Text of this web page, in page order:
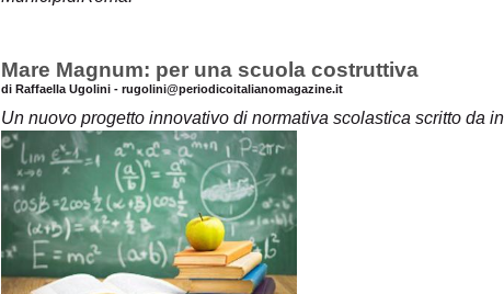
Mare Magnum: per una scuola costruttiva
di Raffaella Ugolini - rugolini@periodicoitalianomagazine.it
Un nuovo progetto innovativo di normativa scolastica scritto da